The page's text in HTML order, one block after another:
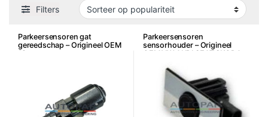
Filters
Parkeersensoren gat
gereedschap – Origineel OEM
18mm
Parkeersensoren
sensorhouder – Origineel
OEM VW AUDI SEAT SKODA